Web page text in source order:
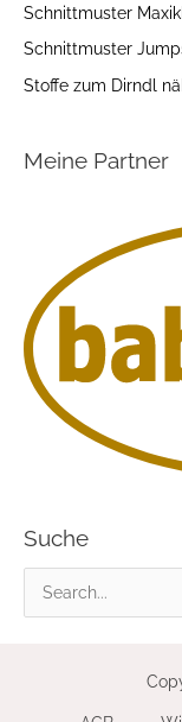
Schnittmuster
Schnittmuster
Stoffe zum Dirndl
Meine Partner
Suche